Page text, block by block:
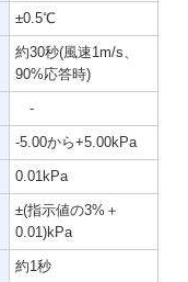
±0.5℃
約30秒(風速1m/s、
90%応答時)
-
-5.00から+5.00kPa
0.01kPa
±(指示値の3%＋
0.01)kPa
約1秒